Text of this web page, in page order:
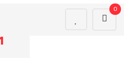
0